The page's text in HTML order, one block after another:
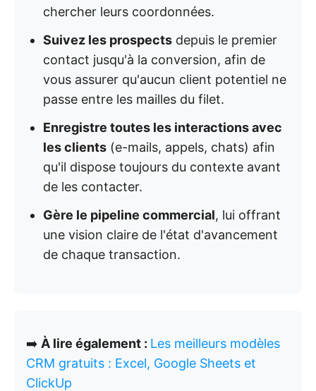
chercher leurs coordonnées.
Suivez les prospects depuis le premier
contact jusqu'à la conversion, afin de
vous assurer qu'aucun client potentiel ne
passe entre les mailles du filet.
Enregistre toutes les interactions avec
les clients (e-mails, appels, chats) afin
qu'il dispose toujours du contexte avant
de les contacter.
Gère le pipeline commercial, lui offrant
une vision claire de l'état d'avancement
de chaque transaction.
➡️ À lire également : Les meilleurs modèles
CRM gratuits : Excel, Google Sheets et
ClickUp